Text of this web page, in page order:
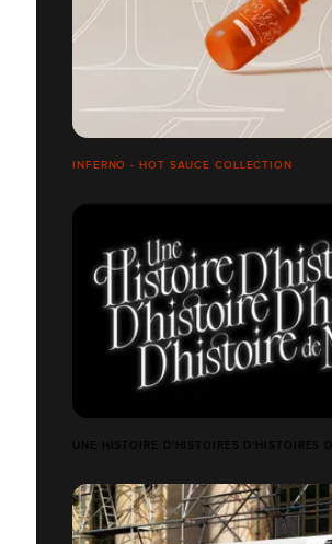
INFERNO - HOT SAUCE COLLECTION
UNE HISTOIRE D'HISTOIRES D'HISTOIRES